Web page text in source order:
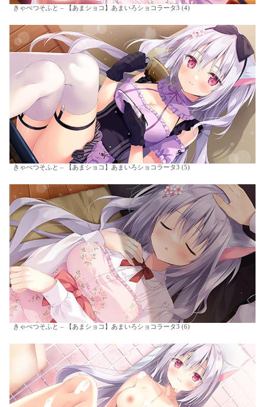
きゃべつそふと – 【あまショコ】あまいろショコラータ3 (4)
きゃべつそふと – 【あまショコ】あまいろショコラータ3 (5)
きゃべつそふと – 【あまショコ】あまいろショコラータ3 (6)